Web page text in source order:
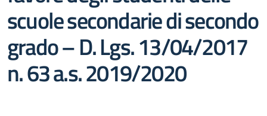
scuole secondarie di secondo
grado – D. Lgs. 13/04/2017
n. 63 a.s. 2019/2020